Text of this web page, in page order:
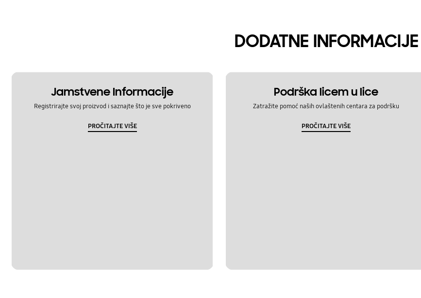
DODATNE INFORMACIJE
Jamstvene Informacije
Registrirajte svoj proizvod i saznajte što je sve pokriveno
PROČITAJTE VIŠE
Podrška licem u lice
Zatražite pomoć naših ovlaštenih centara za podršku
PROČITAJTE VIŠE